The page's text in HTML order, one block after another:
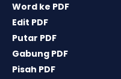
Word ke PDF
Edit PDF
Putar PDF
Gabung PDF
Pisah PDF